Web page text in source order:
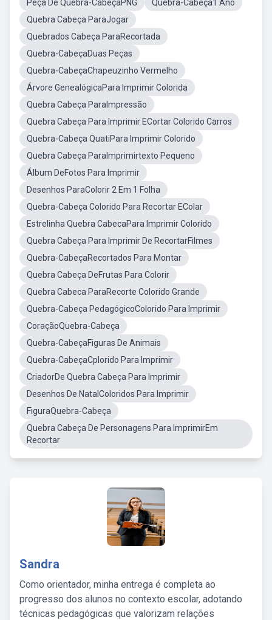
Peça De Quebra-CabeçaPNG
Quebra-Cabeça1 Ano
Quebra Cabeça ParaJogar
Quebrados Cabeça ParaRecortada
Quebra-CabeçaDuas Peças
Quebra-CabeçaChapeuzinho Vermelho
Árvore GenealógicaPara Imprimir Colorida
Quebra Cabeça ParaImpressão
Quebra Cabeça Para Imprimir ECortar Colorido Carros
Quebra-Cabeça QuatiPara Imprimir Colorido
Quebra Cabeça ParaImprimirtexto Pequeno
Álbum DeFotos Para Imprimir
Desenhos ParaColorir 2 Em 1 Folha
Quebra-Cabeça Colorido Para Recortar EColar
Estrelinha Quebra CabecaPara Imprimir Colorido
Quebra Cabeça Para Imprimir De RecortarFilmes
Quebra-CabeçaRecortados Para Montar
Quebra Cabeça DeFrutas Para Colorir
Quebra Cabeca ParaRecorte Colorido Grande
Quebra-Cabeça PedagógicoColorido Para Imprimir
CoraçãoQuebra-Cabeça
Quebra-CabeçaFiguras De Animais
Quebra-CabeçaCplorido Para Imprimir
CriadorDe Quebra Cabeça Para Imprimir
Desenhos De NatalColoridos Para Imprimir
FiguraQuebra-Cabeça
Quebra Cabeça De Personagens Para ImprimirEm
Recortar
Sandra
Como orientador, minha entrega é completa ao
progresso dos alunos no contexto escolar, adotando
técnicas pedagógicas que valorizam relações